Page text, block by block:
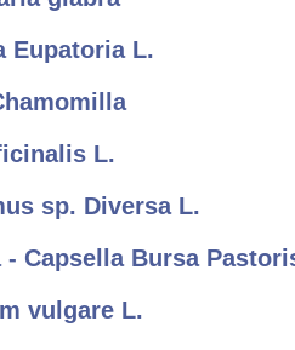
Eupatoria L.
L.
sp. Diversa L.
- Capsella Bursa
vulgare L.